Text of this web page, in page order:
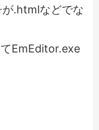
が.htmlなどでな
EmEditor.exe